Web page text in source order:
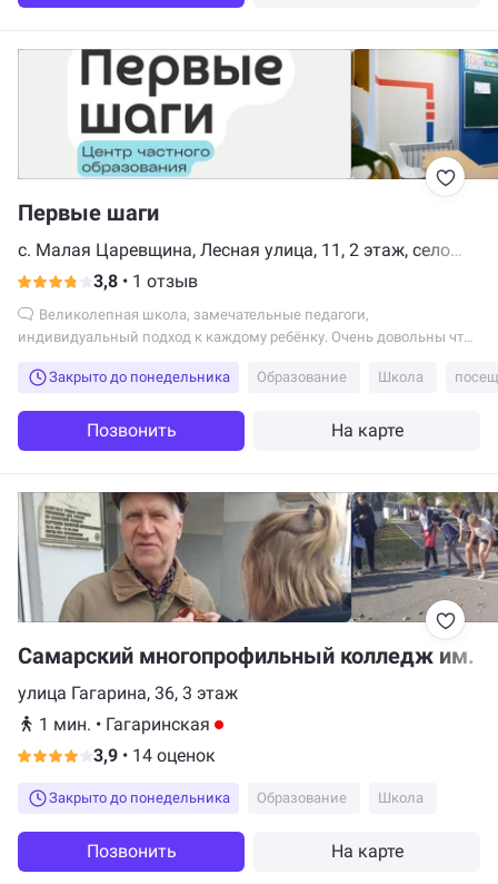
Первые шаги
с. Малая Царевщина, Лесная улица, 11, 2 этаж, село
Малая Царевщина
3,8 • 1 отзыв
индивидуальный подход к каждому ребёнку. Очень довольны что
Закрыто до понедельника
Образование Школа
Позвонить На карте
Самарский многопрофильный колледж им.
улица Гагарина, 36, 3 этаж
1 мин. • Гагаринская
3,9 • 14 оценок
Закрыто до понедельника Образование Школа
Позвонить На карте